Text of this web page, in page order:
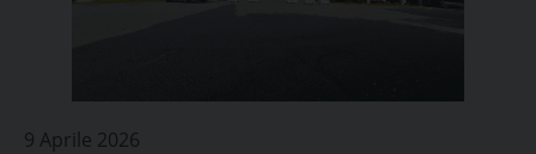
9 Aprile 2026